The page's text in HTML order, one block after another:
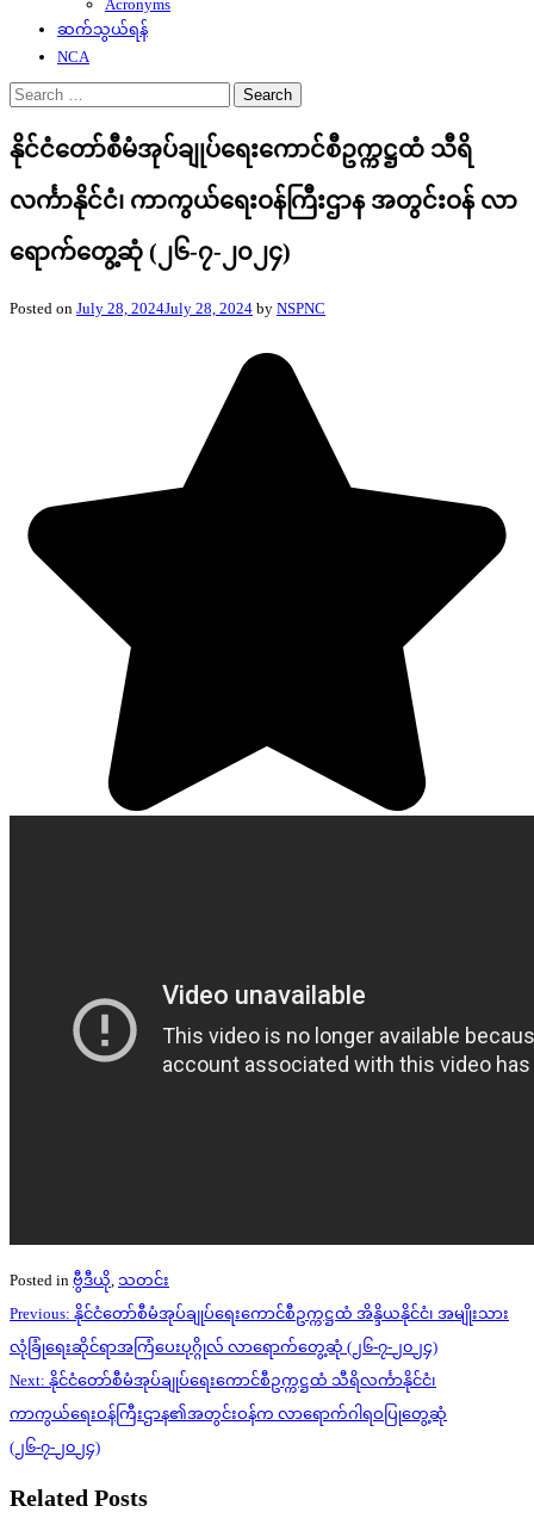
Acronyms
ဆက်သွယ်ရန်
NCA
Search
for:
နိုင်ငံတော်စီမံအုပ်ချုပ်ရေးကောင်စီဥက္ကဋ္ဌထံ သီရိ
လင်္ကာနိုင်ငံ၊ ကာကွယ်ရေးဝန်ကြီးဌာန အတွင်းဝန် လာ
ရောက်တွေ့ဆုံ (၂၆-၇-၂၀၂၄)
Posted on July 28, 2024July 28, 2024 by NSPNC
Posted in ဗွီဒီယို, သတင်း
Post
navigation
Previous: နိုင်ငံတော်စီမံအုပ်ချုပ်ရေးကောင်စီဥက္ကဋ္ဌထံ အိန္ဒိယနိုင်ငံ၊ အမျိုးသား
လုံခြုံရေးဆိုင်ရာအကြံပေးပုဂ္ဂိုလ် လာရောက်တွေ့ဆုံ (၂၆-၇-၂၀၂၄)
Next: နိုင်ငံတော်စီမံအုပ်ချုပ်ရေးကောင်စီဥက္ကဋ္ဌထံ သီရိလင်္ကာနိုင်ငံ၊
ကာကွယ်ရေးဝန်ကြီးဌာန၏အတွင်းဝန်က လာရောက်ဂါရဝပြုတွေ့ဆုံ
(၂၆-၇-၂၀၂၄)
Related Posts